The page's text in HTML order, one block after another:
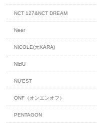
NCT 127&NCT DREAM
Neer
NICOLE(元KARA)
NiziU
NU'EST
ONF（オンエンオフ）
PENTAGON